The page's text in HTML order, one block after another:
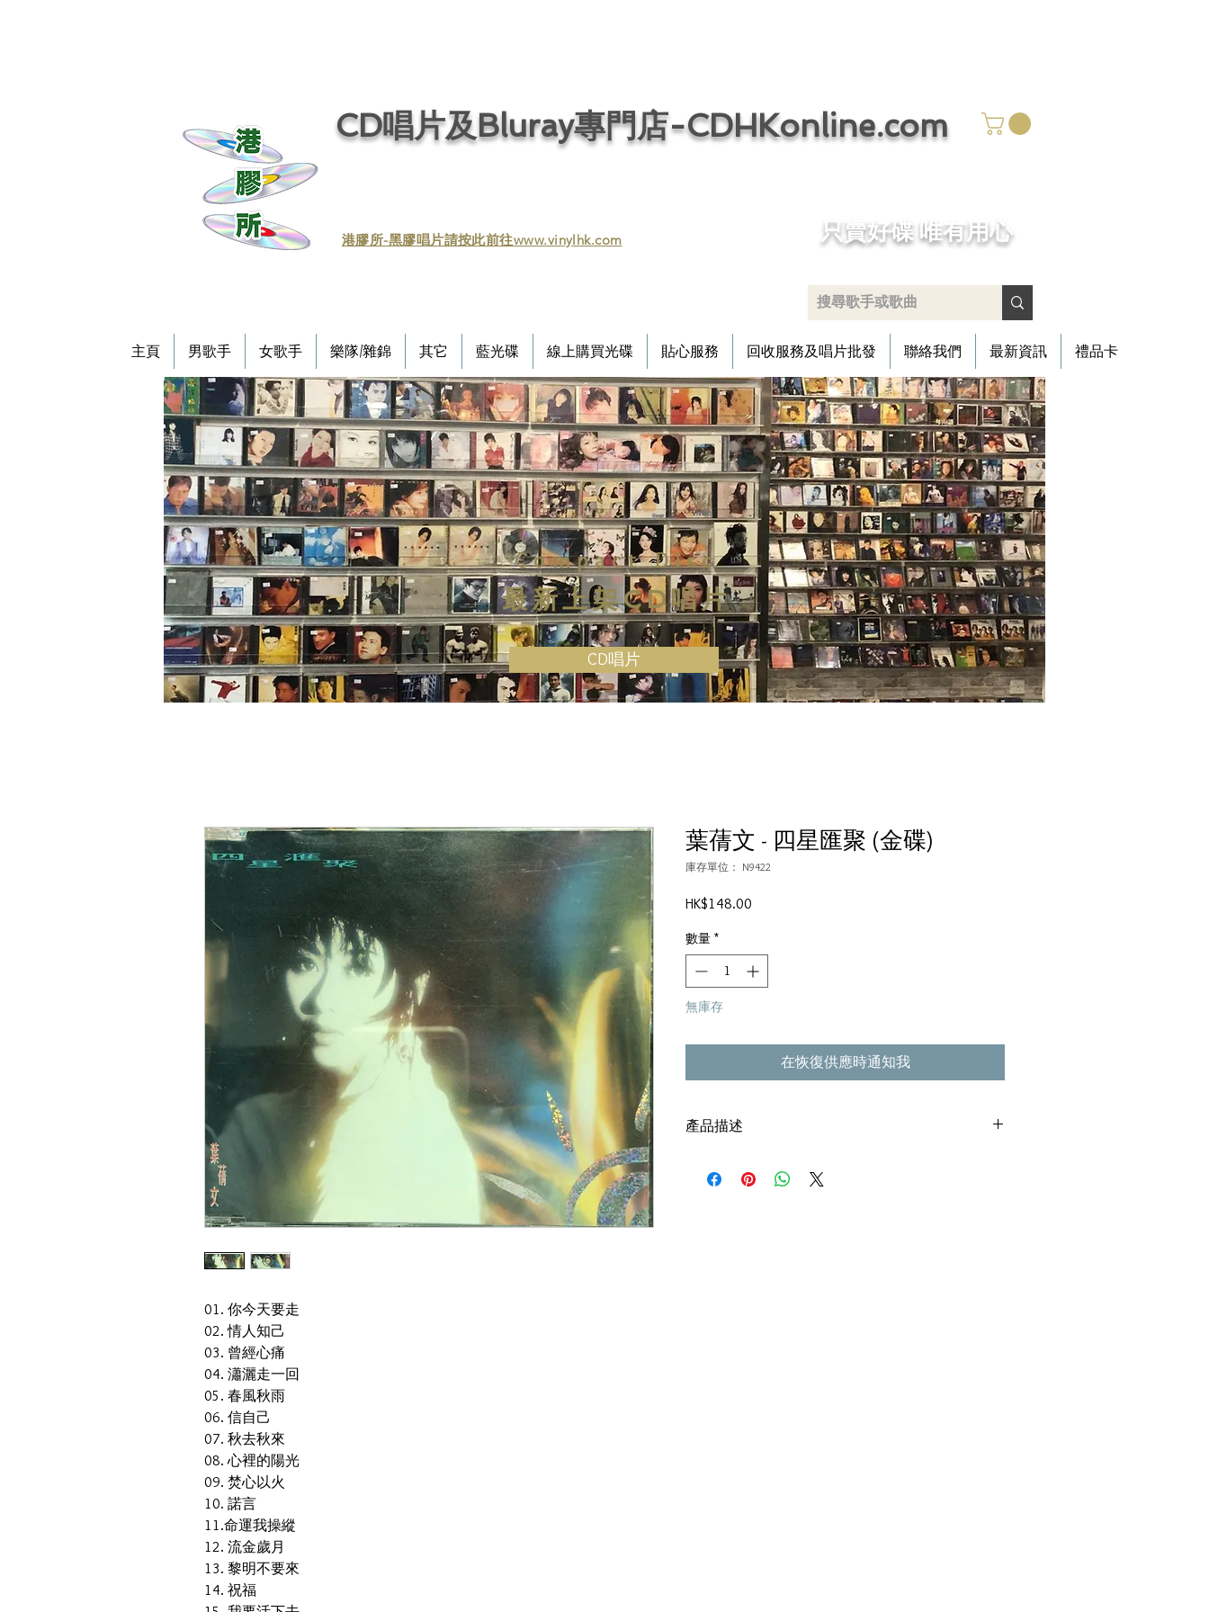
CD唱片及Bluray專門店-CDHKonline.com
​港膠所-黑膠唱片請按此前往www.vinylhk.com ​只賣好碟 唯有用心
主頁 男歌手 女歌手 樂隊/雜錦 其它 藍光碟 線上購買光碟 貼心服務 回收服務及唱片批發 聯絡我們 最新資訊 禮品卡
Compact Disc
最新上架CD唱片
CD唱片
01. 你今天要走
02. 情人知己
03. 曾經心痛
04. 瀟灑走一回
05. 春風秋雨
06. 信自己
07. 秋去秋來
08. 心裡的陽光
09. 焚心以火
10. 諾言
11.命運我操縱
12. 流金歲月
13. 黎明不要來
14. 祝福
葉蒨文 - 四星匯聚 (金碟)
庫存單位： N9422
HK$148.00
數量 *
無庫存
在恢復供應時通知我
產品描述
有歌詞